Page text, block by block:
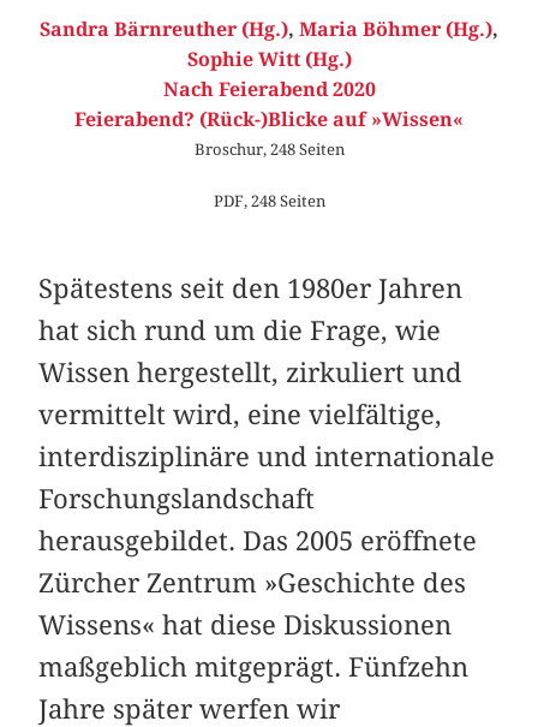
Sandra Bärnreuther (Hg.), Maria Böhmer (Hg.),
Sophie Witt (Hg.)
Nach Feierabend 2020
Feierabend? (Rück-)Blicke auf »Wissen«
Broschur, 248 Seiten
PDF, 248 Seiten
Spätestens seit den 1980er Jahren
hat sich rund um die Frage, wie
Wissen hergestellt, zirkuliert und
vermittelt wird, eine vielfältige,
interdisziplinäre und internationale
Forschungslandschaft
herausgebildet. Das 2005 eröffnete
Zürcher Zentrum »Geschichte des
Wissens« hat diese Diskussionen
maßgeblich mitgeprägt. Fünfzehn
Jahre später werfen wir